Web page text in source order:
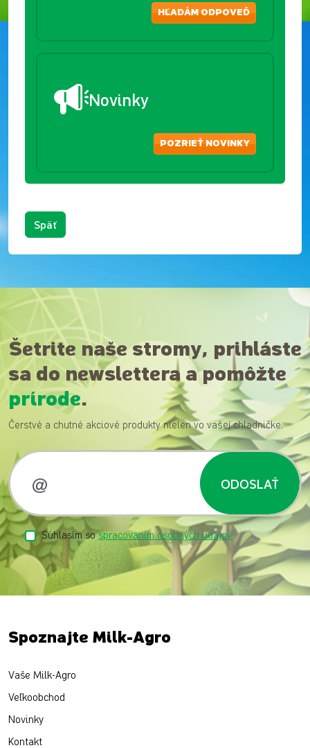
HĽADÁM ODPOVEĎ
Novinky
POZRIEŤ NOVINKY
Späť
Šetrite naše stromy, prihláste
sa do newslettera a pomôžte
prírode.
Čerstvé a chutné akciové produkty nielen vo vašej chladničke.
ODOSLAŤ
Súhlasím sospracovaním osobných údajov
Spoznajte Milk-Agro
Vaše Milk-Agro
Veľkoobchod
Novinky
Kontakt